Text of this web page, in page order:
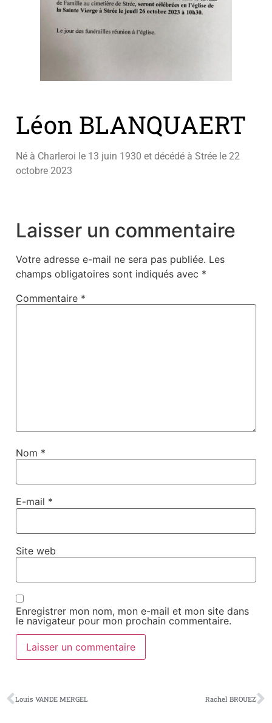
Léon BLANQUAERT
Né à Charleroi le 13 juin 1930 et décédé à Strée le 22
octobre 2023
Laisser un commentaire
Votre adresse e-mail ne sera pas publiée. Les
champs obligatoires sont indiqués avec *
Commentaire *
Nom *
E-mail *
Site web
Enregistrer mon nom, mon e-mail et mon site dans
le navigateur pour mon prochain commentaire.
Louis VANDE MERGEL Rachel BROUEZ